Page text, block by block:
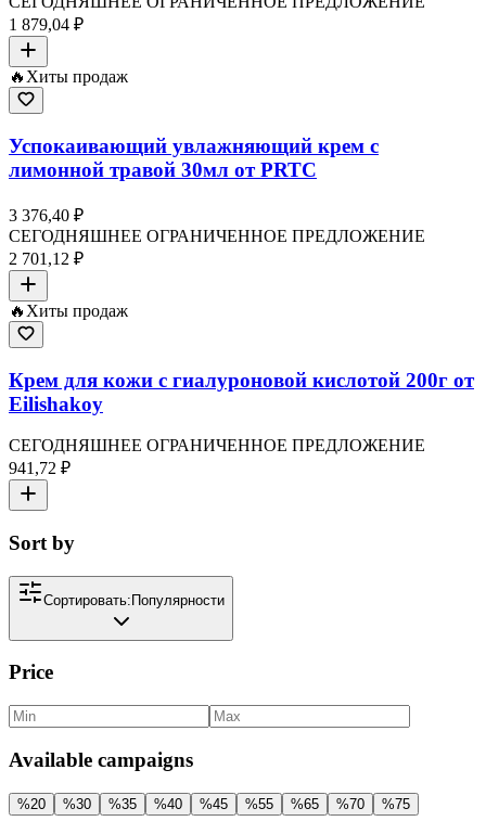
1 879,04 ₽
🔥Хиты продаж
Успокаивающий увлажняющий крем с
лимонной травой 30мл от PRTC
3 376,40 ₽
СЕГОДНЯШНЕЕ ОГРАНИЧЕННОЕ ПРЕДЛОЖЕНИЕ
2 701,12 ₽
🔥 Хиты продаж
Крем для кожи с гиалуроновой кислотой 200г от
Eilishakoy
СЕГОДНЯШНЕЕ ОГРАНИЧЕННОЕ ПРЕДЛОЖЕНИЕ
941,72 ₽
Sort by
Сортировать:Популярности
Price
Available campaigns
%20 %30 %35 %40 %45 %55 %65 %70 %75